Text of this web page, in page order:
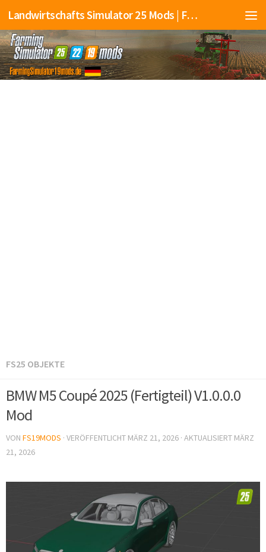
Landwirtschafts Simulator 25 Mods | Farming Simulator 25 Mods | FS25 Mods
FS25 OBJEKTE
BMW M5 Coupé 2025 (Fertigteil) V1.0.0.0
Mod
VON FS19MODS · VERÖFFENTLICHT MÄRZ 21, 2026 · AKTUALISIERT MÄRZ
21, 2026